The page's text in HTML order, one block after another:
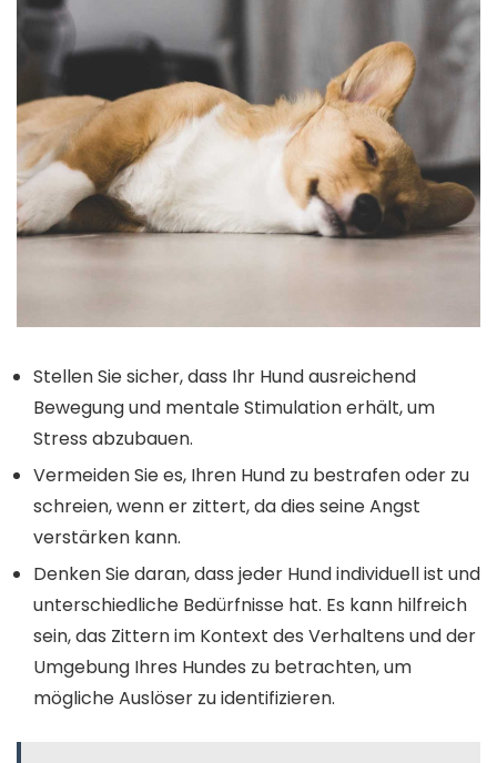
Stellen Sie sicher, dass Ihr Hund ausreichend
Bewegung und mentale Stimulation erhält, um
Stress abzubauen.
Vermeiden Sie es, Ihren Hund zu bestrafen oder zu
schreien, wenn er zittert, da dies seine Angst
verstärken kann.
Denken Sie daran, dass jeder Hund individuell ist und
unterschiedliche Bedürfnisse hat. Es kann hilfreich
sein, das Zittern im Kontext des Verhaltens und der
Umgebung Ihres Hundes zu betrachten, um
mögliche Auslöser zu identifizieren.